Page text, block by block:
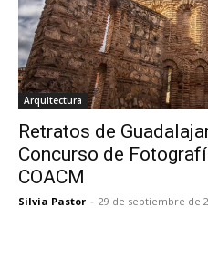
Arquitectura
Retratos de
Concurso de
COACM
Silvia Pastor - 29 de septiembre de